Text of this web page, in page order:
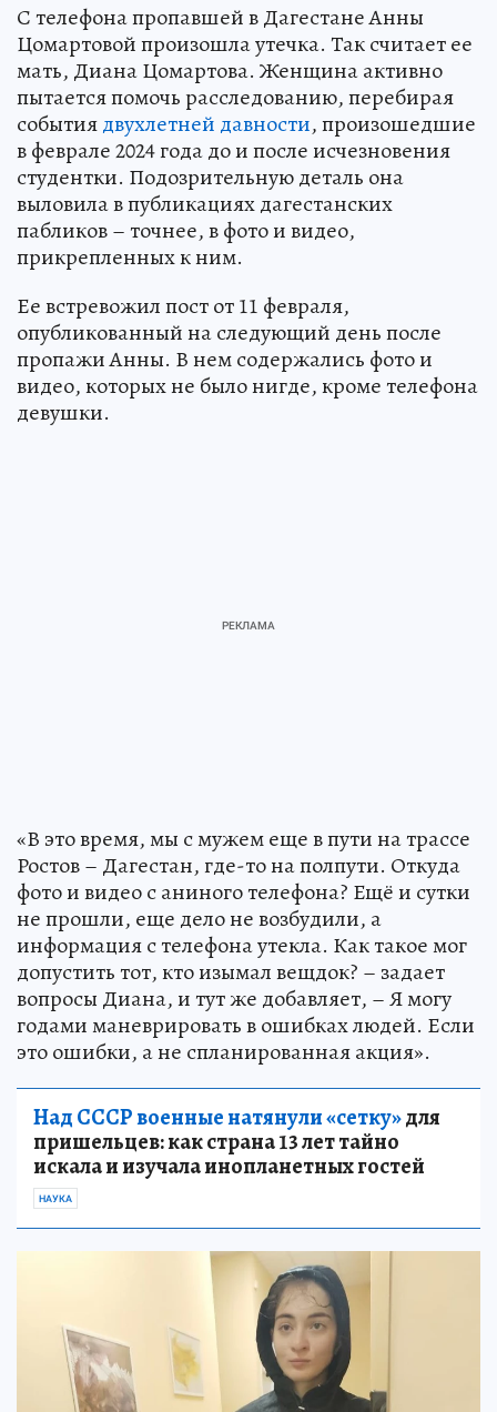
С телефона пропавшей в Дагестане Анны
Цомартовой произошла утечка. Так считает ее
мать, Диана Цомартова. Женщина активно
пытается помочь расследованию, перебирая
событиядвухлетней давности, произошедшие
в феврале 2024 года до и после исчезновения
студентки. Подозрительную деталь она
выловила в публикациях дагестанских
пабликов – точнее, в фото и видео,
прикрепленных к ним.
Ее встревожил пост от 11 февраля,
опубликованный на следующий день после
пропажи Анны. В нем содержались фото и
видео, которых не было нигде, кроме телефона
девушки.
«В это время, мы с мужем еще в пути на трассе
Ростов – Дагестан, где-то на полпути. Откуда
фото и видео с аниного телефона? Ещё и сутки
не прошли, еще дело не возбудили, а
информация с телефона утекла. Как такое мог
допустить тот, кто изымал вещдок? – задает
вопросы Диана, и тут же добавляет, – Я могу
годами маневрировать в ошибках людей. Если
это ошибки, а не спланированная акция».
Над СССР военные натянули «сетку»для
пришельцев: как страна 13 лет тайно
искала и изучала инопланетных гостей
НАУКА